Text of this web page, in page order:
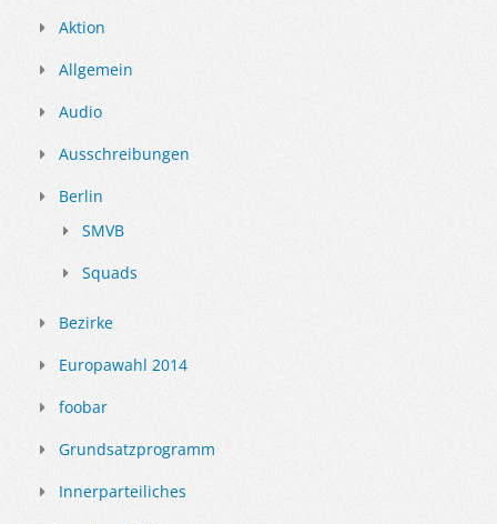
Aktion
Allgemein
Audio
Ausschreibungen
Berlin
SMVB
Squads
Bezirke
Europawahl 2014
foobar
Grundsatzprogramm
Innerparteiliches